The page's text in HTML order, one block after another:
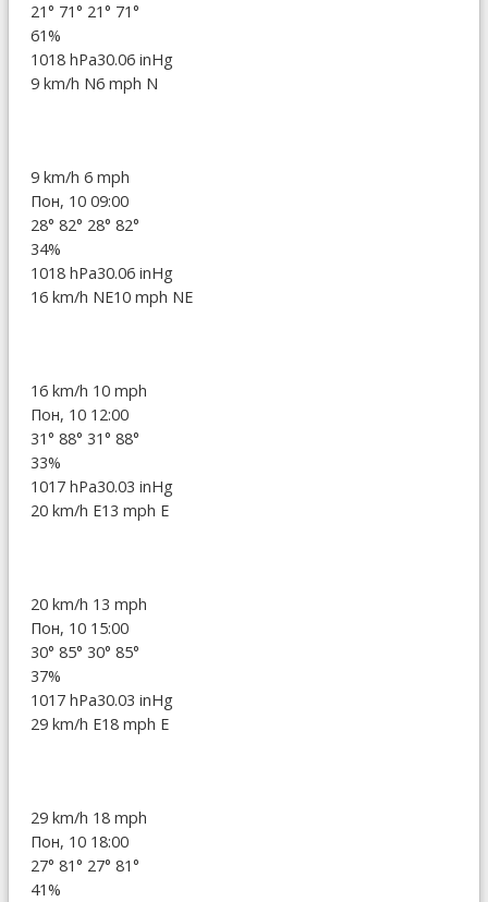
21° 71° 21° 71°
61%
1018 hPa30.06 inHg
9 km/h N6 mph N
9 km/h 6 mph
Пон, 10 09:00
28° 82° 28° 82°
34%
1018 hPa30.06 inHg
16 km/h NE10 mph NE
16 km/h 10 mph
Пон, 10 12:00
31° 88° 31° 88°
33%
1017 hPa30.03 inHg
20 km/h E13 mph E
20 km/h 13 mph
Пон, 10 15:00
30° 85° 30° 85°
37%
1017 hPa30.03 inHg
29 km/h E18 mph E
29 km/h 18 mph
Пон, 10 18:00
27° 81° 27° 81°
41%